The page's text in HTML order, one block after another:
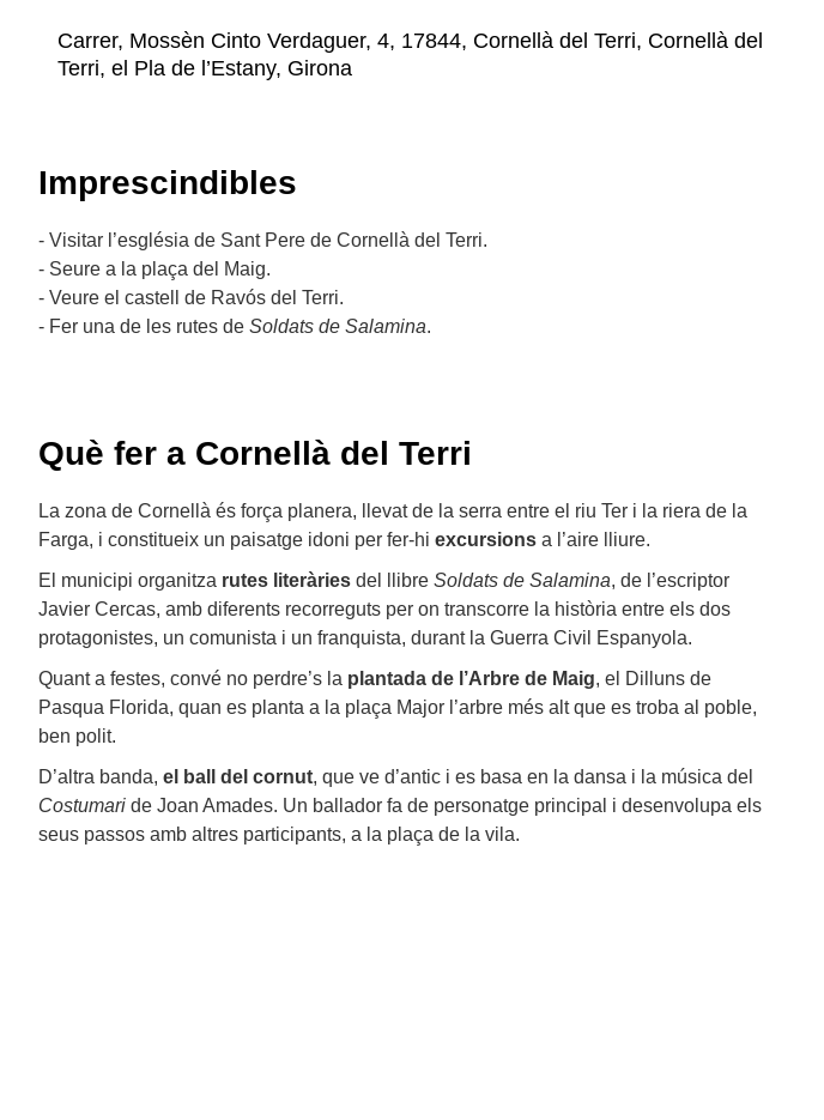
Carrer, Mossèn Cinto Verdaguer, 4, 17844, Cornellà del Terri, Cornellà del
Terri, el Pla de l’Estany, Girona
Imprescindibles
- Visitar l’església de Sant Pere de Cornellà del Terri.
- Seure a la plaça del Maig.
- Veure el castell de Ravós del Terri.
- Fer una de les rutes de Soldats de Salamina.
Què fer a Cornellà del Terri
La zona de Cornellà és força planera, llevat de la serra entre el riu Ter i la riera de la
Farga, i constitueix un paisatge idoni per fer-hi excursions a l’aire lliure.
El municipi organitza rutes literàries del llibre Soldats de Salamina, de l’escriptor
Javier Cercas, amb diferents recorreguts per on transcorre la història entre els dos
protagonistes, un comunista i un franquista, durant la Guerra Civil Espanyola.
Quant a festes, convé no perdre’s la plantada de l’Arbre de Maig, el Dilluns de
Pasqua Florida, quan es planta a la plaça Major l’arbre més alt que es troba al poble,
ben polit.
D’altra banda, el ball del cornut, que ve d’antic i es basa en la dansa i la música del
Costumari de Joan Amades. Un ballador fa de personatge principal i desenvolupa els
seus passos amb altres participants, a la plaça de la vila.